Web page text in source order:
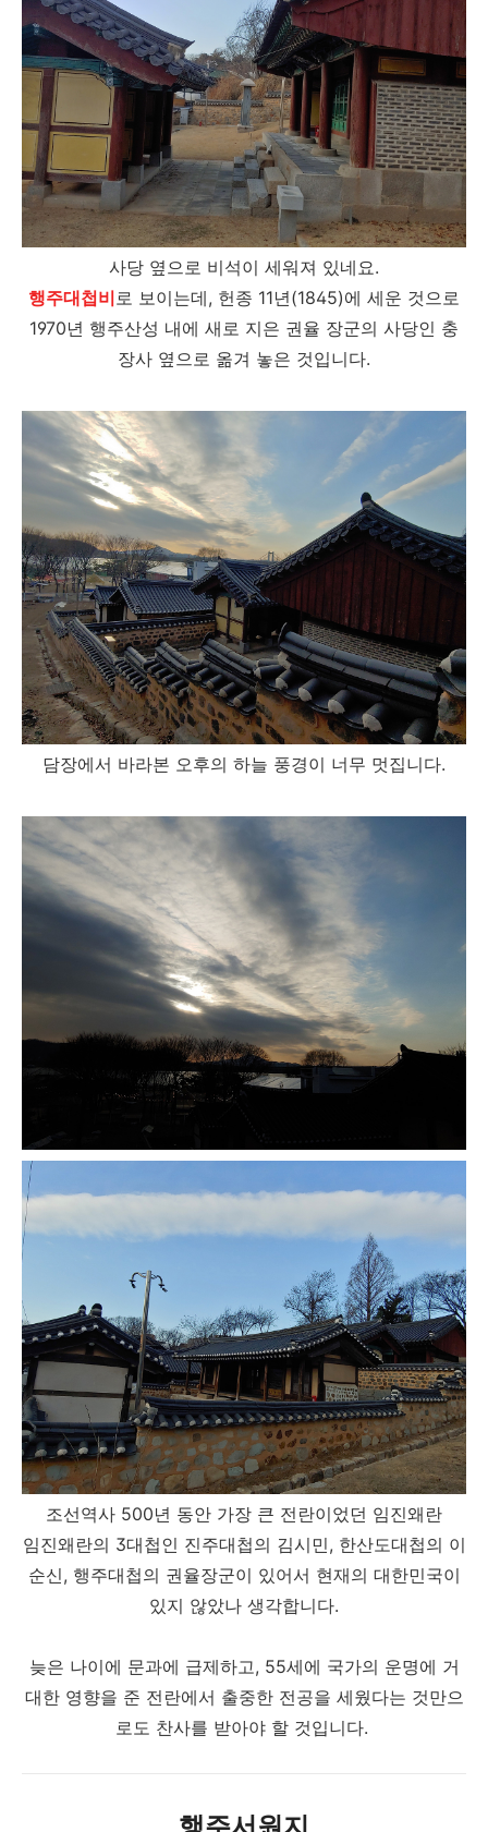
사당 옆으로 비석이 세워져 있네요.
행주대첩비로 보이는데, 헌종 11년(1845)에 세운 것으로
1970년 행주산성 내에 새로 지은 권율 장군의 사당인 충
장사 옆으로 옮겨 놓은 것입니다.
담장에서 바라본 오후의 하늘 풍경이 너무 멋집니다.
조선역사 500년 동안 가장 큰 전란이었던 임진왜란
임진왜란의 3대첩인 진주대첩의 김시민, 한산도대첩의 이
순신, 행주대첩의 권율장군이 있어서 현재의 대한민국이
있지 않았나 생각합니다.
늦은 나이에 문과에 급제하고, 55세에 국가의 운명에 거
대한 영향을 준 전란에서 출중한 전공을 세웠다는 것만으
로도 찬사를 받아야 할 것입니다.